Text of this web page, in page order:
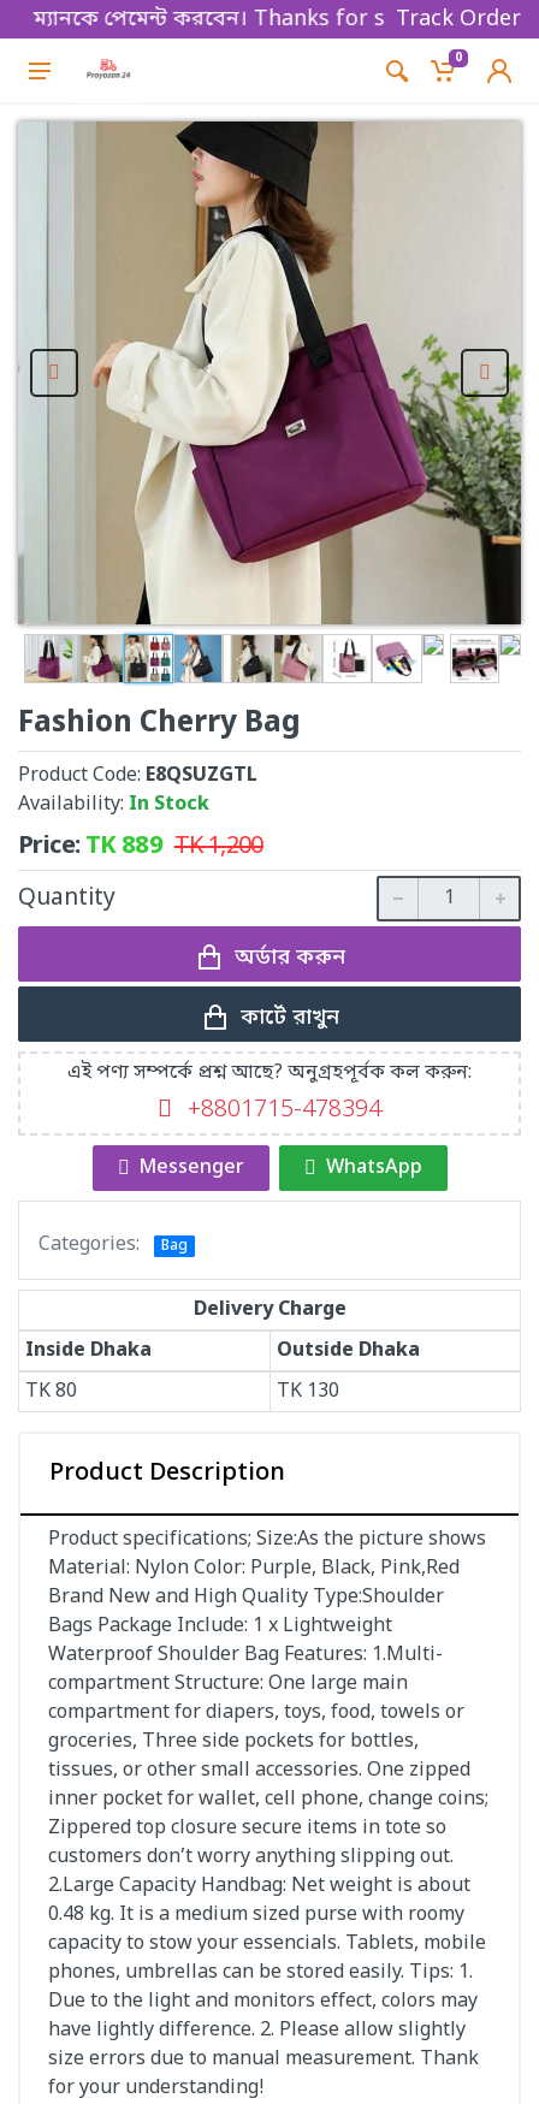
পেমেন্ট করবেন। Thanks for shopping! Track Order
0
Fashion Cherry Bag
Product Code: E8QSUZGTL
Availability: In Stock
Price:TK889 TK1,200
Quantity
অর্ডার করুন
কার্টে রাখুন
এই পণ্য সম্পর্কে প্রশ্ন আছে? অনুগ্রহপূর্বক কল করুন:
+8801715-478394
Messenger WhatsApp
Categories: Bag
Delivery Charge
Inside Dhaka
Outside Dhaka
TK80 TK 130
Product Description
Product specifications; Size:As the picture shows
Material: Nylon Color: Purple, Black, Pink,Red
Brand New and High Quality Type:Shoulder
Bags Package Include: 1 x Lightweight
Waterproof Shoulder Bag Features: 1.Multi-
compartment Structure: One large main
compartment for diapers, toys, food, towels or
groceries, Three side pockets for bottles,
tissues, or other small accessories. One zipped
inner pocket for wallet, cell phone, change coins;
Zippered top closure secure items in tote so
customers don’t worry anything slipping out.
2.Large Capacity Handbag: Net weight is about
0.48 kg. It is a medium sized purse with roomy
capacity to stow your essencials. Tablets, mobile
phones, umbrellas can be stored easily. Tips: 1.
Due to the light and monitors effect, colors may
have lightly difference. 2. Please allow slightly
size errors due to manual measurement. Thank
for your understanding!